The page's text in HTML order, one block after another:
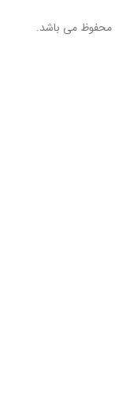
محفوظ می باشد.